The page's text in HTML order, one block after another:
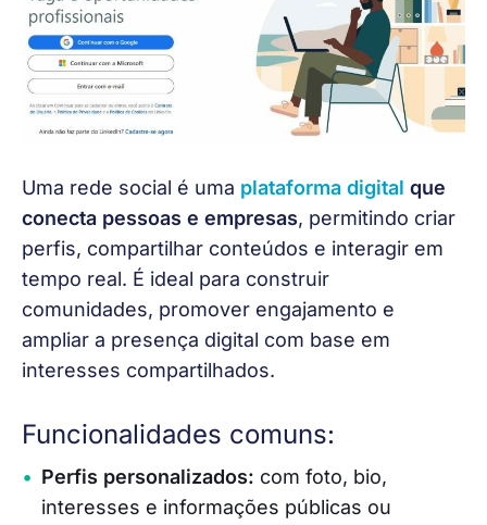
Uma rede social é uma plataforma digital que
conecta pessoas e empresas, permitindo criar
perfis, compartilhar conteúdos e interagir em
tempo real. É ideal para construir
comunidades, promover engajamento e
ampliar a presença digital com base em
interesses compartilhados.
Funcionalidades comuns:
Perfis personalizados: com foto, bio,
interesses e informações públicas ou